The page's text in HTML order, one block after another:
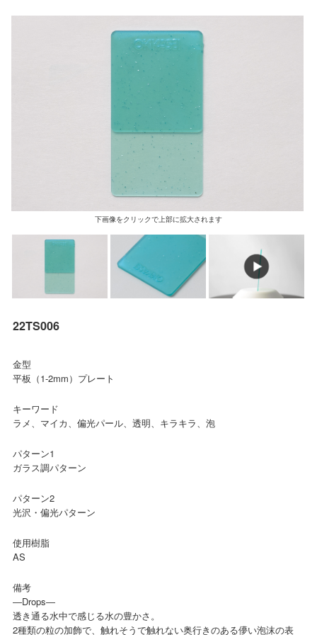
下画像をクリックで上部に拡大されます
22TS006
金型
平板（1-2mm）プレート
キーワード
ラメ、マイカ、偏光パール、透明、キラキラ、泡
パターン1
ガラス調パターン
パターン2
光沢・偏光パターン
使用樹脂
AS
備考
―Drops―
透き通る水中で感じる水の豊かさ。
2種類の粒の加飾で、触れそうで触れない奥行きのある儚い泡沫の表